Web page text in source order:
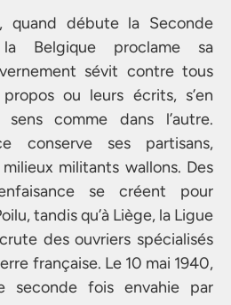
quand débute la Seconde
Belgique proclame sa
sévit contre tous
ou leurs écrits, s’en
comme dans l’autre.
conserve ses partisans,
militants wallons. Des
se créent pour
tandis qu’à Liège, la Ligue
des ouvriers spécialisés
française. Le 10 mai 1940,
seconde fois envahie par